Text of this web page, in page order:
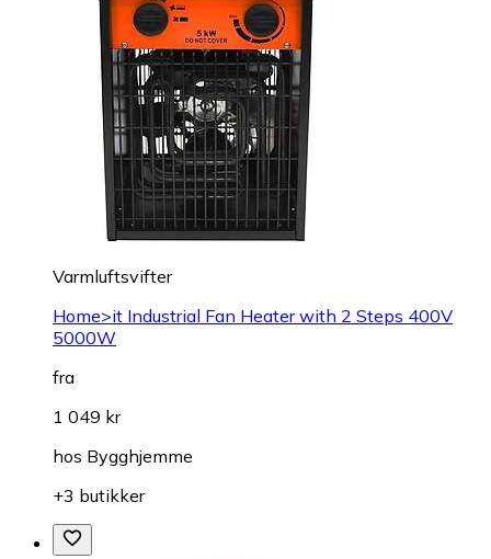
Varmluftsvifter
Home>it Industrial Fan Heater with 2 Steps 400V
5000W
fra
1 049 kr
hos Bygghjemme
+3 butikker